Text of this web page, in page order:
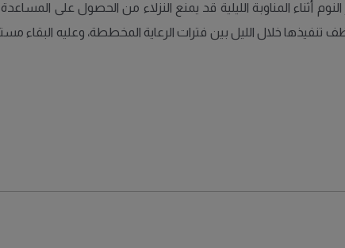
أثناء المناوبة الليلية قد يمنع النزلاء من الحصول على
خلال الليل بين فترات الرعاية المخططة، وعليه البقاء